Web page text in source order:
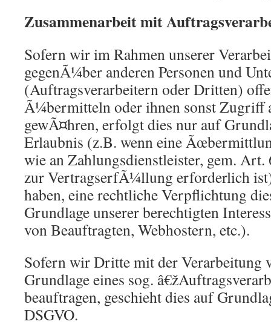
Zusammenarbeit mit
Sofern wir im Rahmen unserer
gegenÃ¼ber anderen Personen und
(Auftragsverarbeitern oder Dritten)
Ã¼bermitteln oder ihnen sonst Zugriff
gewÃ¤hren, erfolgt dies nur auf
Erlaubnis (z.B. wenn eine
wie an Zahlungsdienstleister, gem.
zur VertragserfÃ¼llung erforderlich
haben, eine rechtliche Verpflichtung
Grundlage unserer berechtigten
von Beauftragten, Webhostern, etc.).
Sofern wir Dritte mit der Verarbeitung
Grundlage eines sog.
beauftragen, geschieht dies auf
DSGVO.